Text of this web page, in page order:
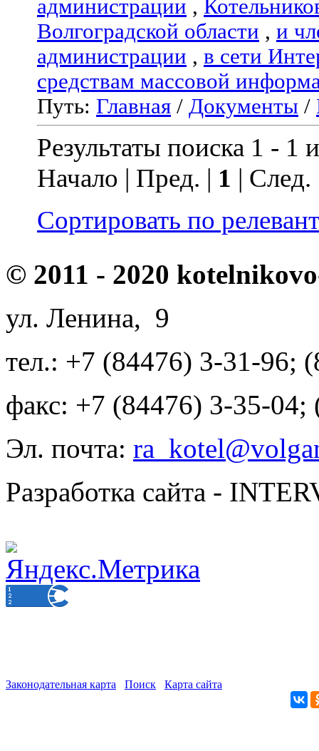
администрации ,
Волгоградской области , и
администрации , в сети
средствам массовой
Путь: Главная / Документы /
Результаты поиска 1 - 1
Начало | Пред. | 1 |
Сортировать по
© 2011 - 2020
ул. Ленина, 9
тел.: +7 (84476) 3-31-96;
факс: +7 (84476) 3-35-04;
Эл. почта:
Разработка сайта -
Законодательная карта Поиск Карта сайта